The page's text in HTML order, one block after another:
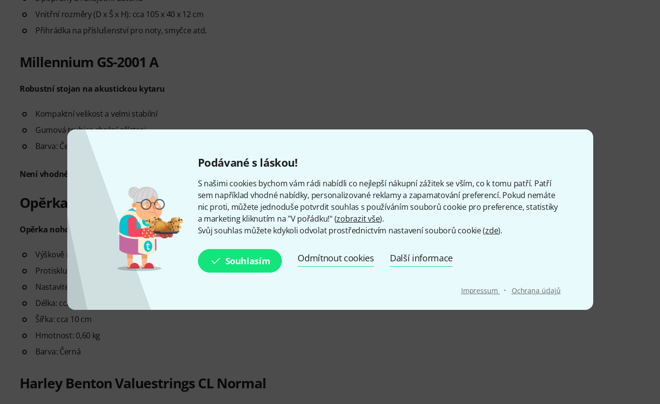
Podávané s láskou!
S našimi cookies bychom vám rádi nabídli co nejlepší nákupní zážitek se vším, co k tomu patří. Patří
sem například vhodné nabídky, personalizované reklamy a zapamatování preferencí. Pokud nemáte
nic proti, můžete jednoduše potvrdit souhlas s používáním souborů cookie pro preference, statistiky
a marketing kliknutím na "V pořádku!" (zobrazit vše).
Svůj souhlas můžete kdykoli odvolat prostřednictvím nastavení souborů cookie (zde).
Souhlasím Odmítnout cookies Další informace
Impressum · Ochrana údajů
Vnitřní rozměry (D x Š x H): cca 105 x 40 x 12 cm
Přihrádka na příslušenství pro noty, smyčce atd.
Millennium GS-2001 A
Robustní stojan na akustickou kytaru
Kompaktní velikost a velmi stabilní
Gumová trubice chrání přístroj
Barva: Černá
Není vhodné pro dlouhodobé použití u kytar s nitrocelulózovým lakem!
Opěrka nohou Millennium
Opěrka nohou pro kytaru
Výškově nastavitelná se 4 drážkami
Protiskluzová gumová podložka
Nastavitelná výška od 12,5 do 25 cm
Délka: cca 25 cm
Šířka: cca 10 cm
Hmotnost: 0,60 kg
Barva: Černá
Harley Benton Valuestrings CL Normal